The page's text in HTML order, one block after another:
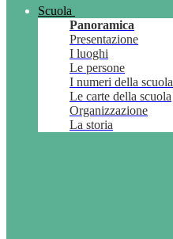
Scuola
Panoramica
Presentazione
I luoghi
Le persone
I numeri della scuola
Le carte della scuola
Organizzazione
La storia